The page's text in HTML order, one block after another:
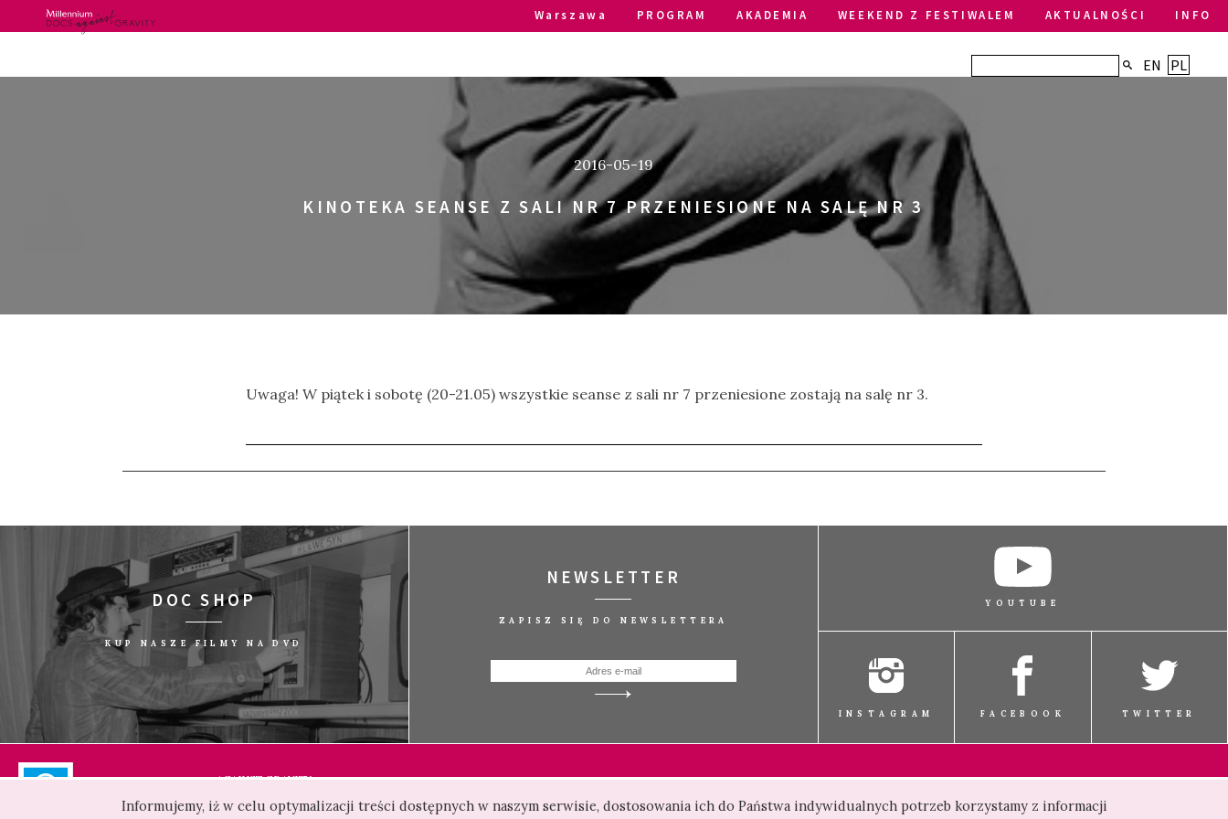
Informujemy, iż w celu optymalizacji treści dostępnych w naszym serwisie, dostosowania ich do Państwa indywidualnych potrzeb korzystamy z informacji
Warszawa PROGRAM AKADEMIA WEEKEND Z FESTIWALEM AKTUALNOŚCI INFO
EN PL
2016-05-19
KINOTEKA SEANSE Z SALI NR 7 PRZENIESIONE NA SALĘ NR 3
Uwaga! W piątek i sobotę (20-21.05) wszystkie seanse z sali nr 7 przeniesione zostają na salę nr 3.
DOC SHOP
KUP NASZE FILMY NA DVD
NEWSLETTER
ZAPISZ SIĘ DO NEWSLETTERA
YOUTUBE
INSTAGRAM FACEBOOK TWITTER
AGAINST GRAVITY
ul. Żurawia 22 pok. 212